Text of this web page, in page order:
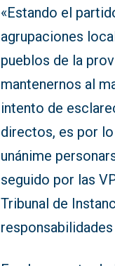
«Estando el
agrupaciones
pueblos de la
mantenernos al
intento de
directos, es por
unánime
seguido por las
Tribunal de